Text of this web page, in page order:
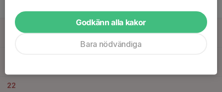
20
22
Godkänn alla kakor
Bara nödvändiga